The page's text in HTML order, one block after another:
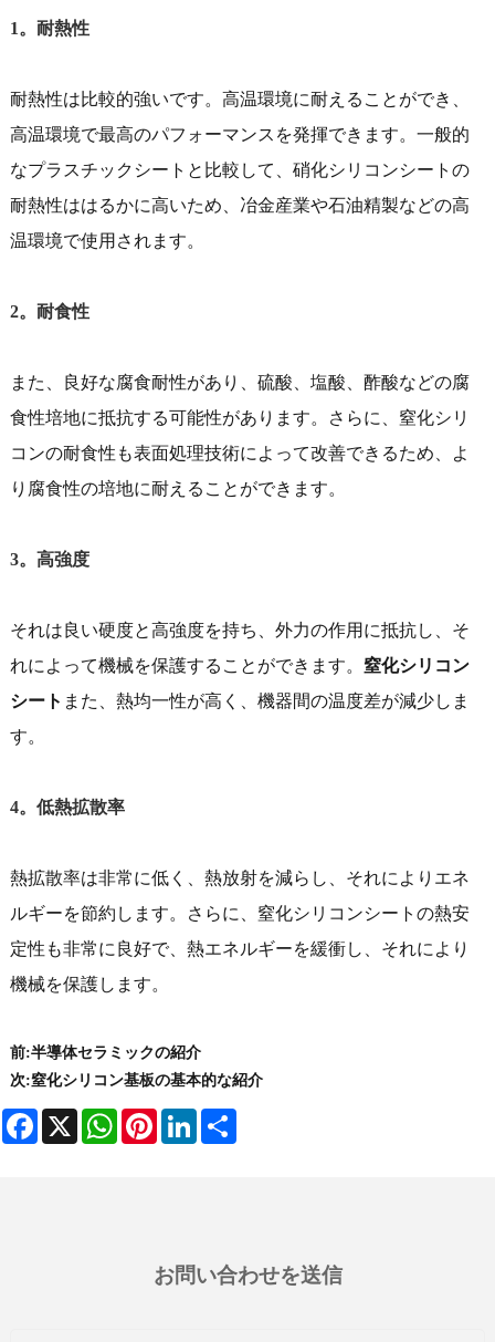
1。耐熱性
耐熱性は比較的強いです。高温環境に耐えることができ、
高温環境で最高のパフォーマンスを発揮できます。一般的
なプラスチックシートと比較して、硝化シリコンシートの
耐熱性ははるかに高いため、冶金産業や石油精製などの高
温環境で使用されます。
2。耐食性
また、良好な腐食耐性があり、硫酸、塩酸、酢酸などの腐
食性培地に抵抗する可能性があります。さらに、窒化シリ
コンの耐食性も表面処理技術によって改善できるため、よ
り腐食性の培地に耐えることができます。
3。高強度
それは良い硬度と高強度を持ち、外力の作用に抵抗し、そ
れによって機械を保護することができます。 窒化シリコン
シート また、熱均一性が高く、機器間の温度差が減少しま
す。
4。低熱拡散率
熱拡散率は非常に低く、熱放射を減らし、それによりエネ
ルギーを節約します。さらに、窒化シリコンシートの熱安
定性も非常に良好で、熱エネルギーを緩衝し、それにより
機械を保護します。
前:半導体セラミックの紹介
次:窒化シリコン基板の基本的な紹介
Facebook
X WhatsAppPinterestLinkedIn
お問い合わせを送信